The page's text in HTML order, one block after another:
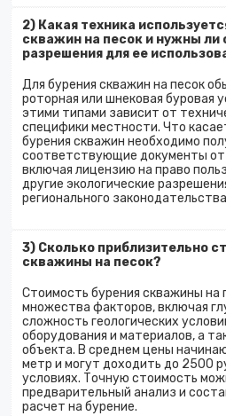
2) Какая техника
скважин на песок и нужны ли
разрешения для ее
Для бурения скважин на песок
роторная или шнековая буровая
этими типами зависит от
специфики местности. Что
бурения скважин необходимо
соответствующие документы
включая лицензию на право
другие экологические
регионального
3) Сколько приблизительно
скважины на песок?
Стоимость бурения скважины на
множества факторов, включая
сложность геологических
оборудования и материалов, а
объекта. В среднем цены
метр и могут доходить до 2500
условиях. Точную стоимость
предварительный анализ и
расчет на бурение.